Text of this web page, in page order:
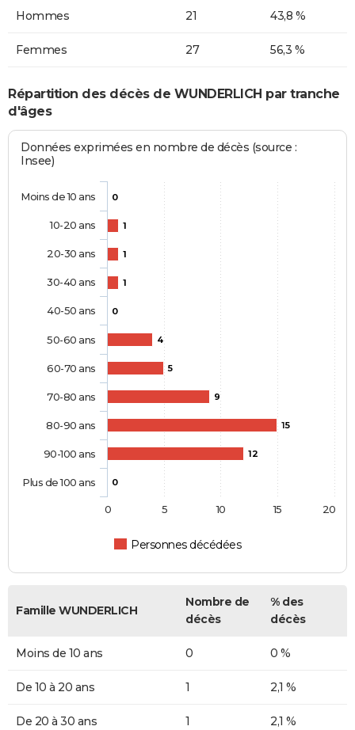
Hommes 21 43,8 %
Femmes 27 56,3 %
Répartition des décès de WUNDERLICH par tranche
d'âges
Données exprimées en nombre de décès (source :
Insee)
0
1
1
1
0
4
5
9
15
12
0
Personnes décédées
Moins de 10 ans
10-20 ans
20-30 ans
30-40 ans
40-50 ans
50-60 ans
60-70 ans
70-80 ans
80-90 ans
90-100 ans
Plus de 100 ans
0 5 10 15 20
Famille WUNDERLICH
Nombre de
décès
% des
décès
Moins de 10 ans 0 0 %
De 10 à 20 ans 1 2,1 %
De 20 à 30 ans 1 2,1 %